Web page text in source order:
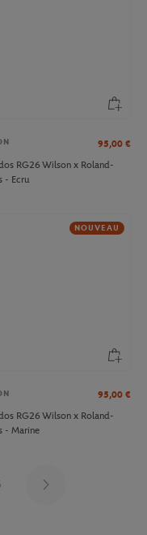
95,00 €
RG26 Wilson x Roland-
- Ecru
NOUVEAU
95,00 €
RG26 Wilson x Roland-
- Marine